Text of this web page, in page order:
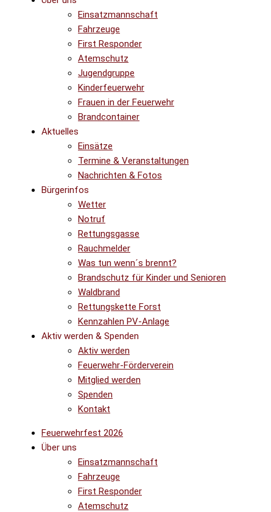
Einsatzmannschaft
Fahrzeuge
First Responder
Atemschutz
Jugendgruppe
Kinderfeuerwehr
Frauen in der Feuerwehr
Brandcontainer
Aktuelles
Einsätze
Termine & Veranstaltungen
Nachrichten & Fotos
Bürgerinfos
Wetter
Notruf
Rettungsgasse
Rauchmelder
Was tun wenn´s brennt?
Brandschutz für Kinder und Senioren
Waldbrand
Rettungskette Forst
Kennzahlen PV-Anlage
Aktiv werden & Spenden
Aktiv werden
Feuerwehr-Förderverein
Mitglied werden
Spenden
Kontakt
Feuerwehrfest 2026
Über uns
Einsatzmannschaft
Fahrzeuge
First Responder
Atemschutz